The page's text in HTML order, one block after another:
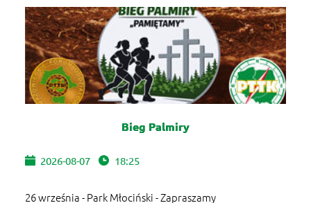
Bieg Palmiry
2026-08-07 18:25
26 września - Park Młociński - Zapraszamy